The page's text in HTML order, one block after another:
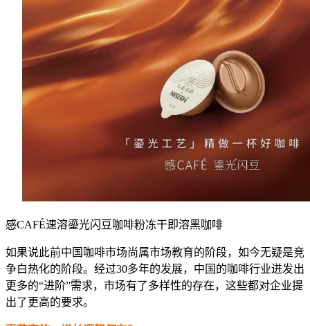
感CAFÉ速溶鎏光闪豆咖啡粉冻干即溶黑咖啡
如果说此前中国咖啡市场尚属市场教育的阶段，如今无疑是竞
争白热化的阶段。经过30多年的发展，中国的咖啡行业迸发出
更多的“进阶”需求，市场有了多样性的存在，这些都对企业提
出了更高的要求。